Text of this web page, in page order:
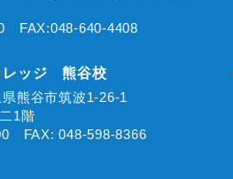
FAX:048-640-4408
レッジ 熊谷校
熊谷市筑波1-26-1
1階
FAX: 048-598-8366